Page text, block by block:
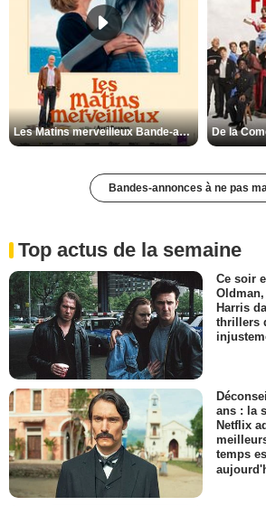
Les Matins merveilleux Bande-annonce VF
Bandes-annonces à ne pas
Top actus de la semaine
Ce soir
Oldman,
Harris
thrillers
ans : la
Netflix
temps